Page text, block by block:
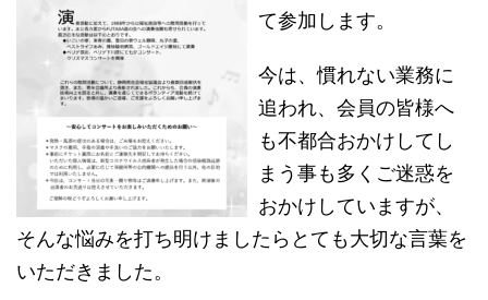
て参加します。
今は、慣れない業務に
追われ、会員の皆様へ
も不都合おかけしてし
まう事も多くご迷惑を
おかけしていますが、
そんな悩みを打ち明けましたらとても大切な言葉を
いただきました。